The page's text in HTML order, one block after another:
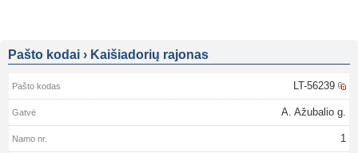
Pašto kodai › Kaišiadorių rajonas
LT-56239
A. Ažubalio g.
1